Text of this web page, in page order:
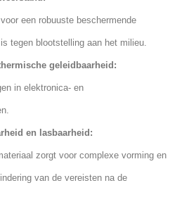
een robuuste beschermende
tegen blootstelling aan het milieu.
geleidbaarheid:
in elektronica- en
en lasbaarheid:
zorgt voor complexe vorming en
van de vereisten na de